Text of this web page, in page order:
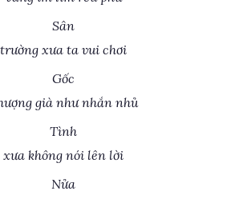
Sân
trường xưa ta vui chơi
Gốc
già như nhắn nhủ
Tình
xưa không nói lên lời
Nửa